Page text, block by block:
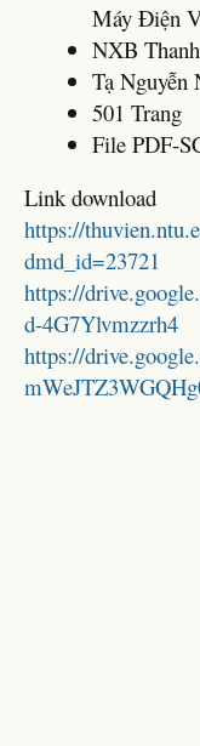
Máy Điện
NXB
Tạ Nguyễn
501 Trang
File PDF-
Link download
https://
dmd_id=23721
https://
d-4G7Ylvmzzrh4
https://